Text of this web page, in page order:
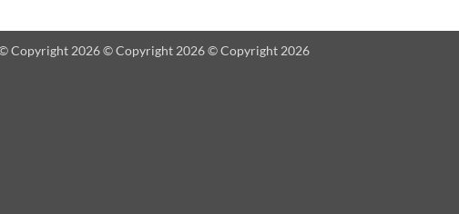
Copyright 2026 © Copyright 2026 © Copyright 2026